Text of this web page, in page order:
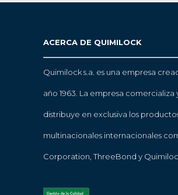
ACERCA DE QUIMILOCK
Quimilock s.a. es una empresa
año 1963. La empresa comercializa
distribuye en exclusiva los
multinacionales internacionales
Corporation, ThreeBond y